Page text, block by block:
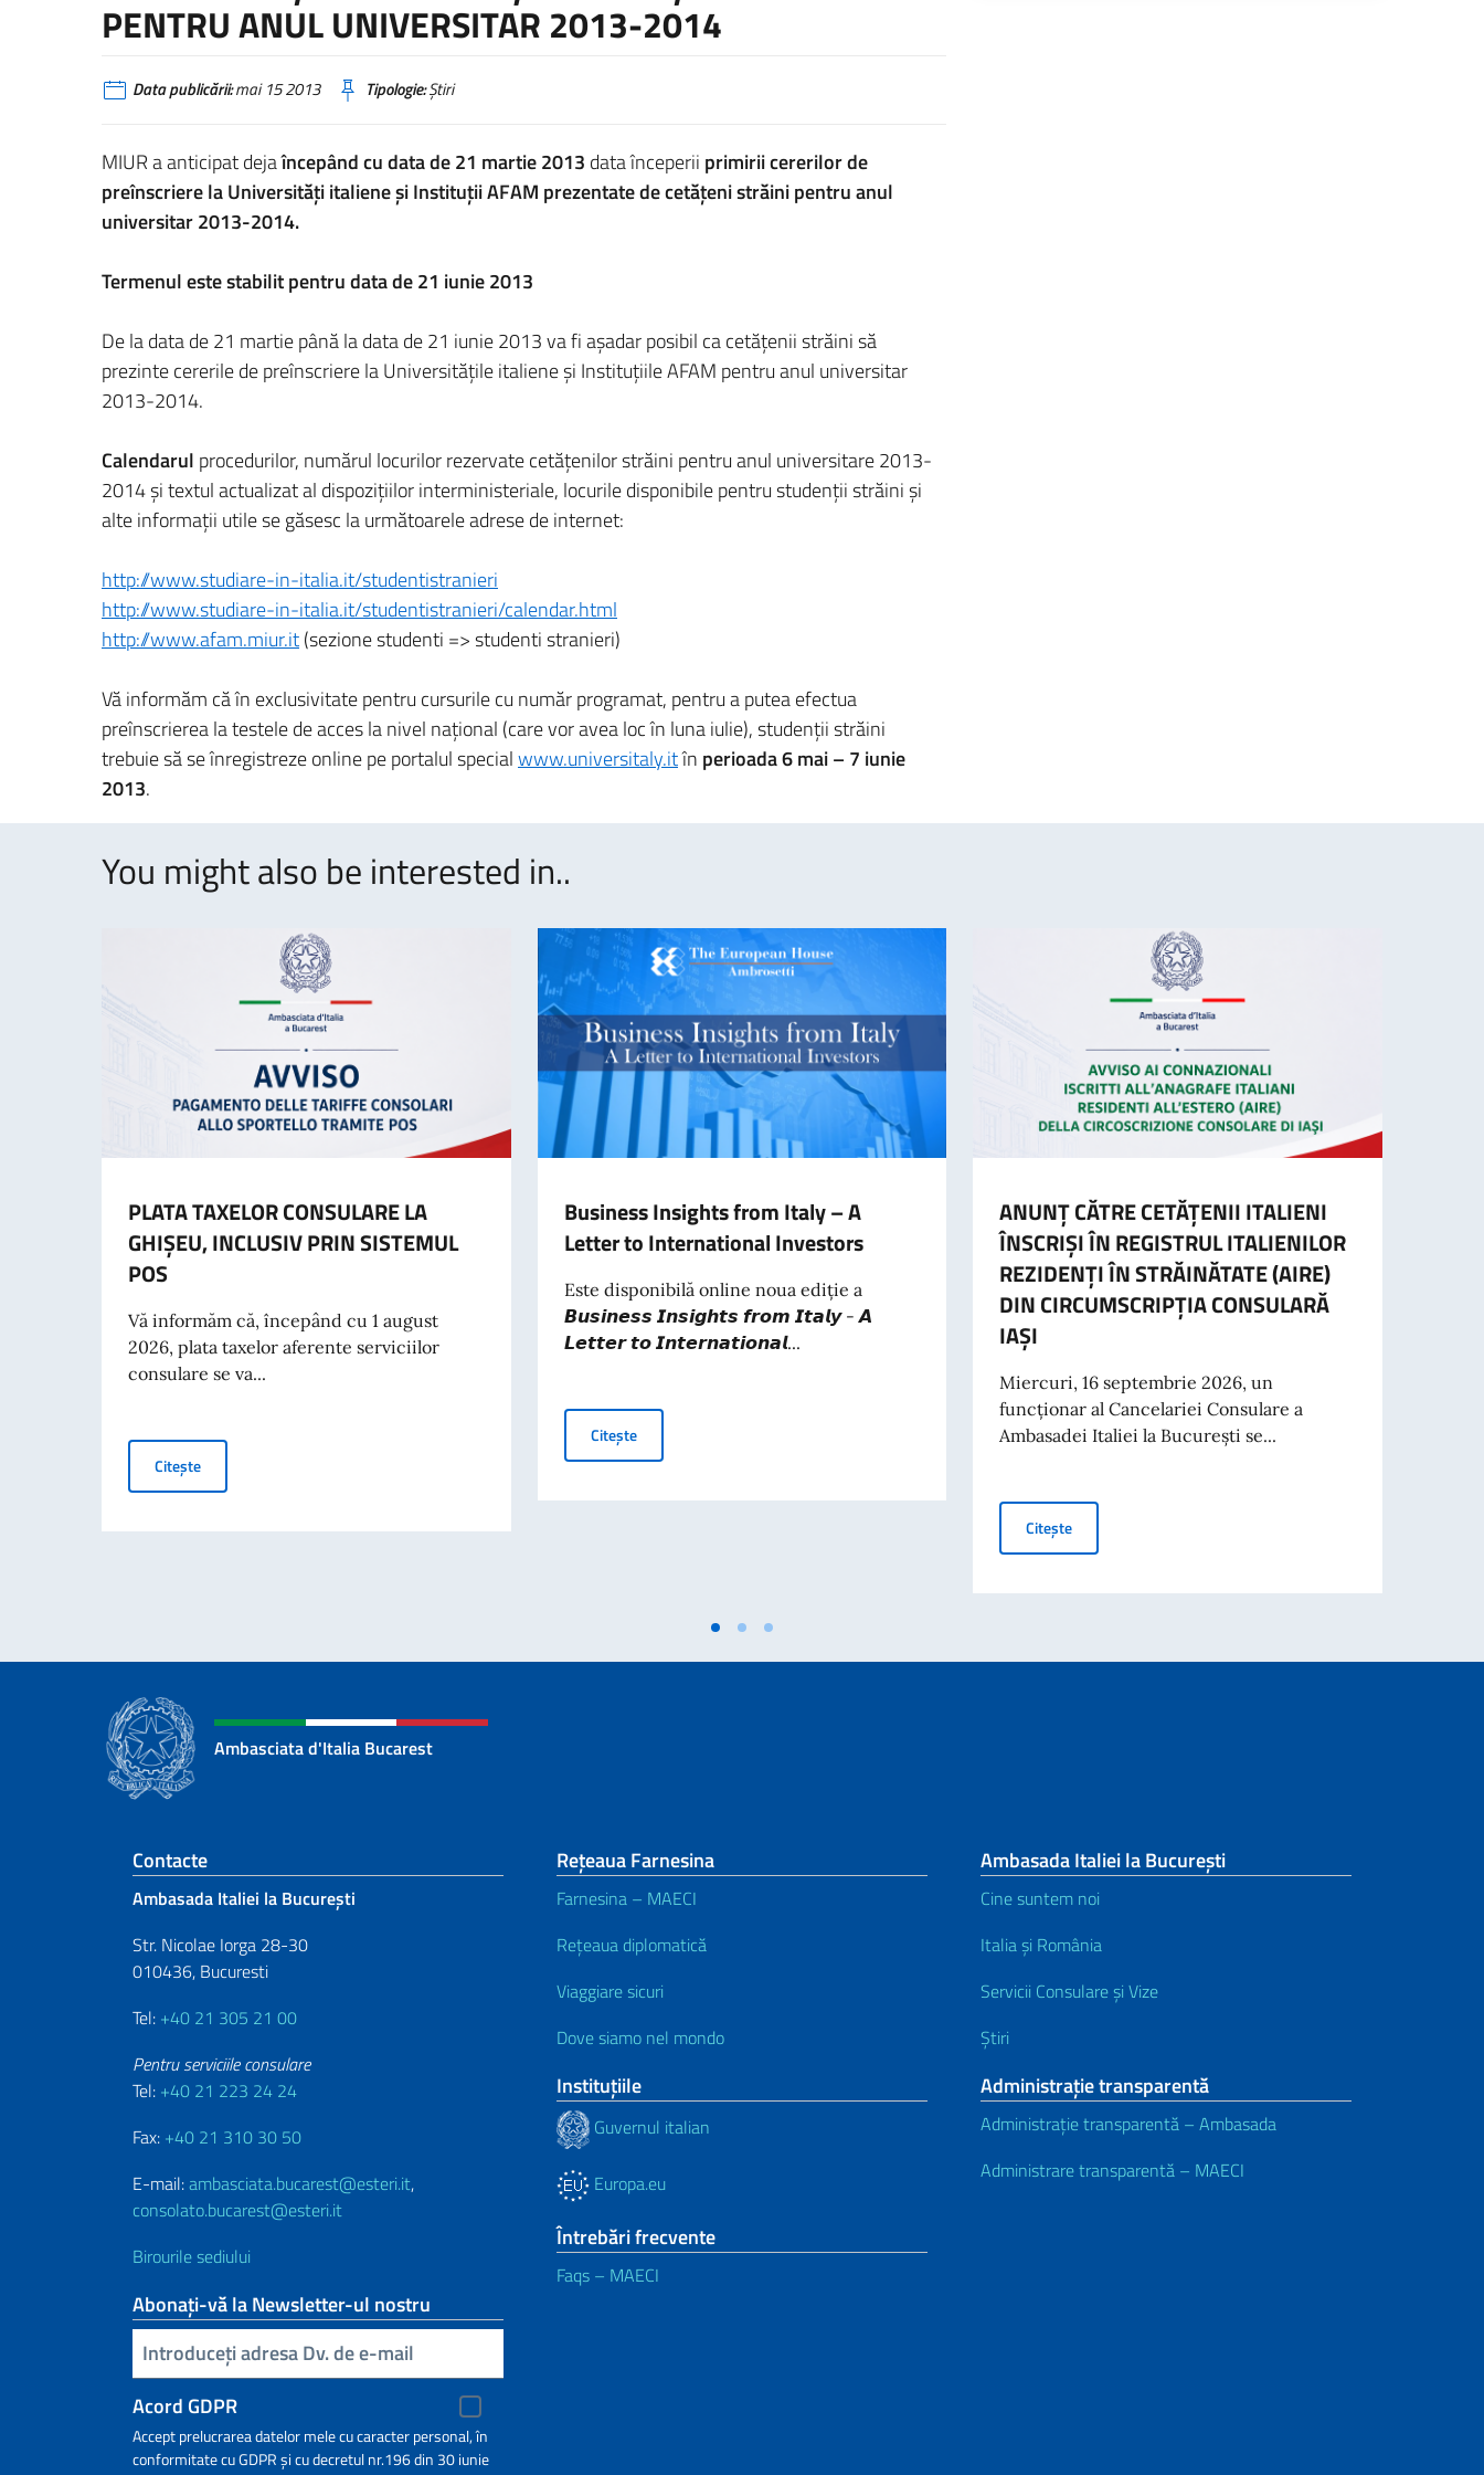
PENTRU ANUL UNIVERSITAR 2013-2014
Data publicării:mai 15 2013 Tipologie:Știri
MIUR a anticipat dejaîncepând cu data de 21 martie 2013 data începerii primirii cererilor de
preînscriere la Universităţi italiene şi Instituţii AFAM prezentate de cetăţeni străini pentru anul
universitar 2013-2014.
Termenul este stabilit pentru data de 21 iunie 2013
De la data de 21 martie până la data de 21 iunie 2013 va fi aşadar posibil ca cetăţenii străini să
prezinte cererile de preînscriere la Universităţile italiene şi Instituţiile AFAM pentru anul universitar
2013-2014.
Calendarul procedurilor, numărul locurilor rezervate cetăţenilor străini pentru anul universitare 2013-
2014 şi textul actualizat al dispoziţiilor interministeriale, locurile disponibile pentru studenţii străini şi
alte informaţii utile se găsesc la următoarele adrese de internet:
http://www.studiare-in-italia.it/studentistranieri
http://www.studiare-in-italia.it/studentistranieri/calendar.html
http://www.afam.miur.it(sezione studenti => studenti stranieri)
Vă informăm că în exclusivitate pentru cursurile cu număr programat, pentru a putea efectua
preînscrierea la testele de acces la nivel naţional (care vor avea loc în luna iulie), studenţii străini
trebuie să se înregistreze online pe portalul specialwww.universitaly.itîn perioada 6 mai – 7 iunie
2013.
You might also be interested in..
PLATA TAXELOR CONSULARE LA
GHIȘEU, INCLUSIV PRIN SISTEMUL
POS
Vă informăm că, începând cu 1 august
2026, plata taxelor aferente serviciilor
consulare se va...
CiteștePLATA TAXELOR CONSULARE LA GHIȘEU, INCLUSIV PRIN SISTEMUL POS
Business Insights from Italy – A
Letter to International Investors
Este disponibilă online noua ediție a
𝘽𝙪𝙨𝙞𝙣𝙚𝙨𝙨 𝙄𝙣𝙨𝙞𝙜𝙝𝙩𝙨 𝙛𝙧𝙤𝙢 𝙄𝙩𝙖𝙡𝙮 - 𝘼
𝙇𝙚𝙩𝙩𝙚𝙧 𝙩𝙤 𝙄𝙣𝙩𝙚𝙧𝙣𝙖𝙩𝙞𝙤𝙣𝙖𝙡...
CiteșteBusiness Insights from Italy – A Letter to International Investors
ANUNȚ CĂTRE CETĂȚENII ITALIENI
ÎNSCRIȘI ÎN REGISTRUL ITALIENILOR
REZIDENȚI ÎN STRĂINĂTATE (AIRE)
DIN CIRCUMSCRIPȚIA CONSULARĂ
IAȘI
Miercuri, 16 septembrie 2026, un
funcționar al Cancelariei Consulare a
Ambasadei Italiei la București se...
CiteșteANUNȚ CĂTRE CETĂȚENII ITALIENI ÎNSCRIȘI ÎN REGISTRUL
Ambasciata d'Italia Bucarest
Footer section
Contacte
Ambasada Italiei la București
Str. Nicolae Iorga 28-30
010436, Bucuresti
Tel: +40 21 305 21 00
Pentru serviciile consulare
Tel: +40 21 223 24 24
Fax: +40 21 310 30 50
E-mail:ambasciata.bucarest@esteri.it,
consolato.bucarest@esteri.it
Birourile sediului
Abonați-vă la Newsletter-ul nostru
Inserisci la tua email
Acord GDPR
Accept prelucrarea datelor mele cu caracter personal, în
conformitate cu GDPR și cu decretul nr.196 din 30 iunie
Rețeaua Farnesina
Farnesina – MAECI
Rețeaua diplomatică
Viaggiare sicuri
Dove siamo nel mondo
Instituţiile
Guvernul italian
Europa.eu
Întrebări frecvente
Faqs – MAECI
Ambasada Italiei la București
Cine suntem noi
Italia și România
Servicii Consulare și Vize
Știri
Administrație transparentă
Administrație transparentă – Ambasada
Administrare transparentă – MAECI